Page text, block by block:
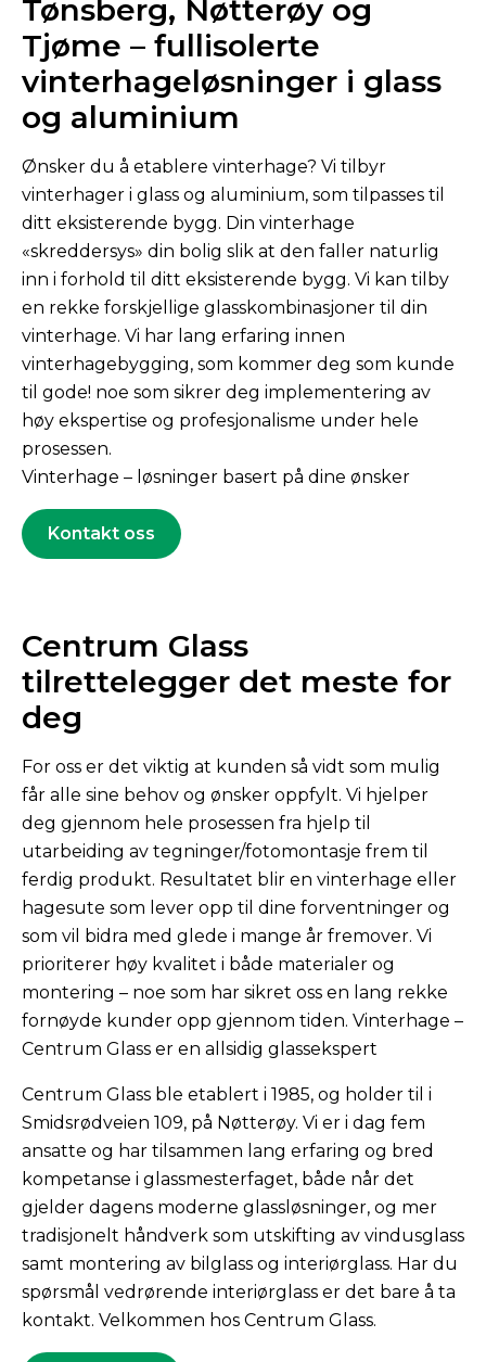
Tønsberg, Nøtterøy og
Tjøme – fullisolerte
vinterhage­løsninger i glass
og aluminium
Ønsker du å etablere vinterhage? Vi tilbyr
vinterhager i glass og aluminium, som tilpasses til
ditt eksisterende bygg. Din vinterhage
«skreddersys» din bolig slik at den faller naturlig
inn i forhold til ditt eksisterende bygg. Vi kan tilby
en rekke forskjellige glasskombinasjoner til din
vinterhage. Vi har lang erfaring innen
vinterhagebygging, som kommer deg som kunde
til gode! noe som sikrer deg implementering av
høy ekspertise og profesjonalisme under hele
prosessen.
Vinterhage – løsninger basert på dine ønsker
Kontakt oss
Centrum Glass
tilrettelegger det meste for
deg
For oss er det viktig at kunden så vidt som mulig
får alle sine behov og ønsker oppfylt. Vi hjelper
deg gjennom hele prosessen fra hjelp til
utarbeiding av tegninger/fotomontasje frem til
ferdig produkt. Resultatet blir en vinterhage eller
hagesute som lever opp til dine forventninger og
som vil bidra med glede i mange år fremover. Vi
prioriterer høy kvalitet i både materialer og
montering – noe som har sikret oss en lang rekke
fornøyde kunder opp gjennom tiden. Vinterhage –
Centrum Glass er en allsidig glassekspert
Centrum Glass ble etablert i 1985, og holder til i
Smidsrødveien 109, på Nøtterøy. Vi er i dag fem
ansatte og har tilsammen lang erfaring og bred
kompetanse i glassmesterfaget, både når det
gjelder dagens moderne glassløsninger, og mer
tradisjonelt håndverk som utskifting av vindusglass
samt montering av bilglass og interiørglass. Har du
spørsmål vedrørende interiørglass er det bare å ta
kontakt. Velkommen hos Centrum Glass.